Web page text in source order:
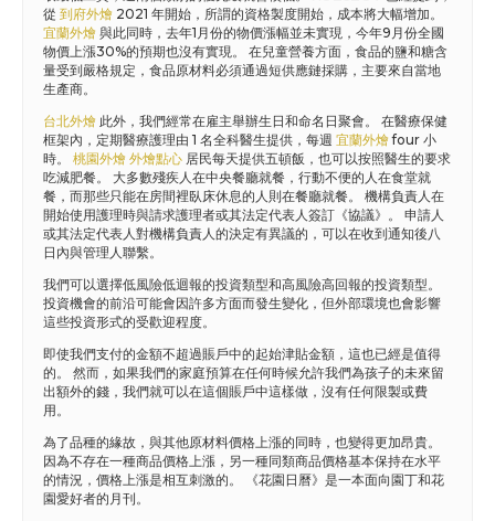
從 到府外燴 2021 年開始，所謂的資格製度開始，成本將大幅增加。
宜蘭外燴 與此同時，去年1月份的物價漲幅並未實現，今年9月份全國
物價上漲30%的預期也沒有實現。 在兒童營養方面，食品的鹽和糖含
量受到嚴格規定，食品原材料必須通過短供應鏈採購，主要來自當地
生產商。
台北外燴 此外，我們經常在雇主舉辦生日和命名日聚會。 在醫療保健
框架內，定期醫療護理由 1 名全科醫生提供，每週 宜蘭外燴four 小
時。 桃園外燴 外燴點心 居民每天提供五頓飯，也可以按照醫生的要求
吃減肥餐。 大多數殘疾人在中央餐廳就餐，行動不便的人在食堂就
餐，而那些只能在房間裡臥床休息的人則在餐廳就餐。 機構負責人在
開始使用護理時與請求護理者或其法定代表人簽訂《協議》。 申請人
或其法定代表人對機構負責人的決定有異議的，可以在收到通知後八
日內與管理人聯繫。
我們可以選擇低風險低迴報的投資類型和高風險高回報的投資類型。
投資機會的前沿可能會因許多方面而發生變化，但外部環境也會影響
這些投資形式的受歡迎程度。
即使我們支付的金額不超過賬戶中的起始津貼金額，這也已經是值得
的。 然而，如果我們的家庭預算在任何時候允許我們為孩子的未來留
出額外的錢，我們就可以在這個賬戶中這樣做，沒有任何限製或費
用。
為了品種的緣故，與其他原材料價格上漲的同時，也變得更加昂貴。
因為不存在一種商品價格上漲，另一種同類商品價格基本保持在水平
的情況，價格上漲是相互刺激的。 《花園日曆》是一本面向園丁和花
園愛好者的月刊。